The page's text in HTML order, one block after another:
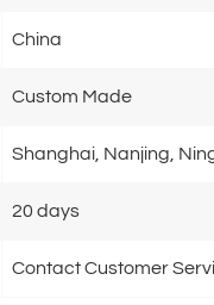
China
Custom Made
Shanghai, Nanjing,
20 days
Contact Customer